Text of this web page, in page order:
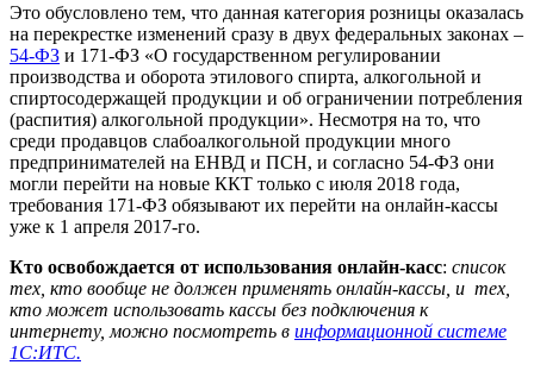
Это обусловлено тем, что данная категория розницы оказалась
на перекрестке изменений сразу в двух федеральных законах –
54-ФЗ и 171-ФЗ «О государственном регулировании
производства и оборота этилового спирта, алкогольной и
спиртосодержащей продукции и об ограничении потребления
(распития) алкогольной продукции». Несмотря на то, что
среди продавцов слабоалкогольной продукции много
предпринимателей на ЕНВД и ПСН, и согласно 54-ФЗ они
могли перейти на новые ККТ только с июля 2018 года,
требования 171-ФЗ обязывают их перейти на онлайн-кассы
уже к 1 апреля 2017-го.
Кто освобождается от использования онлайн-касс: список
тех, кто вообще не должен применять онлайн-кассы, и тех,
кто может использовать кассы без подключения к
интернету, можно посмотреть в информационной системе
1С:ИТС.